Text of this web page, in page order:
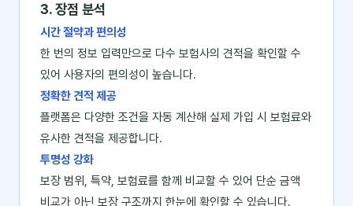
3. 장점 분석
시간 절약과 편의성
한 번의 정보 입력만으로 다수 보험사의 견적을 확인할 수
있어 사용자의 편의성이 높습니다.
정확한 견적 제공
플랫폼은 다양한 조건을 자동 계산해 실제 가입 시 보험료와
유사한 견적을 제공합니다.
투명성 강화
보장 범위, 특약, 보험료를 함께 비교할 수 있어 단순 금액
비교가 아닌 보장 구조까지 한눈에 확인할 수 있습니다.